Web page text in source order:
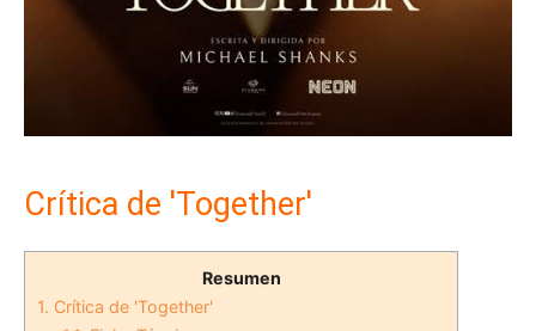
Crítica de 'Together'
Resumen
1. Crítica de 'Together'